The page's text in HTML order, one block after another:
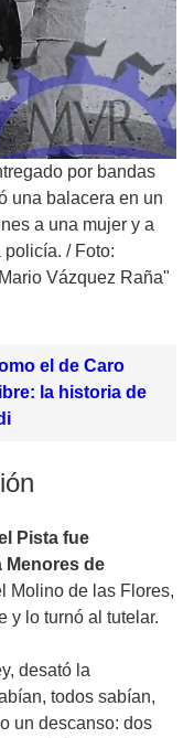
por bandas
una balacera en un
a una mujer y a
policía. / Foto:
Vázquez Raña"
el de Caro
la historia de
Pista fue
Menores de
Molino de las Flores,
y lo turnó al tutelar.
desató la
todos sabían,
un descanso: dos